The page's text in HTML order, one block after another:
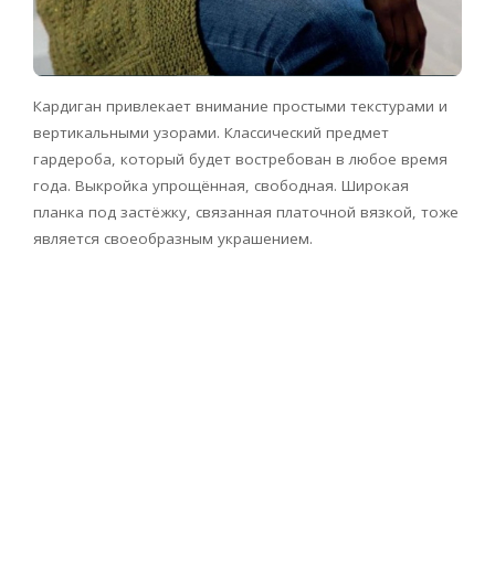
Кардиган привлекает внимание простыми текстурами и
вертикальными узорами. Классический предмет
гардероба, который будет востребован в любое время
года. Выкройка упрощённая, свободная. Широкая
планка под застёжку, связанная платочной вязкой, тоже
является своеобразным украшением.